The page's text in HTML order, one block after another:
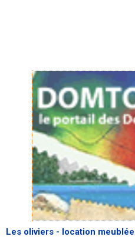
Les oliviers - location